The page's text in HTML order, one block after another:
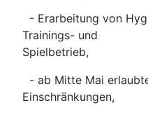
- Erarbeitung von
Trainings- und
- ab Mitte Mai
Einschränkungen,